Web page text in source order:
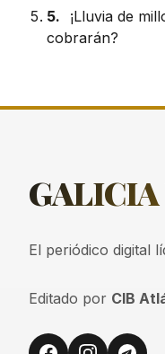
5.
¡Lluvia de
cobrarán?
GALICIA
El periódico digital
Editado por CIB